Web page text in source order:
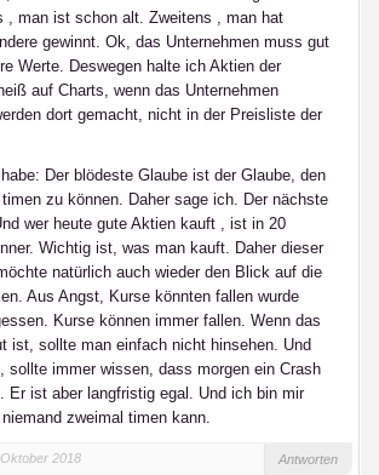
, man ist schon alt. Zweitens , man hat
gewinnt. Ok, das Unternehmen muss gut
Werte. Deswegen halte ich Aktien der
auf Charts, wenn das Unternehmen
dort gemacht, nicht in der Preisliste der
Der blödeste Glaube ist der Glaube, den
zu können. Daher sage ich. Der nächste
wer heute gute Aktien kauft , ist in 20
Wichtig ist, was man kauft. Daher dieser
natürlich auch wieder den Blick auf die
Aus Angst, Kurse könnten fallen wurde
Kurse können immer fallen. Wenn das
ist, sollte man einfach nicht hinsehen. Und
sollte immer wissen, dass morgen ein Crash
Er ist aber langfristig egal. Und ich bin mir
zweimal timen kann.
2018 Antworten